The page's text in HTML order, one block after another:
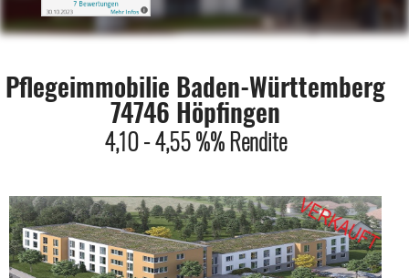
Pflegeimmobilie Baden-Württemberg
74746 Höpfingen
4,10 - 4,55 %% Rendite